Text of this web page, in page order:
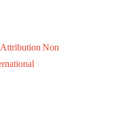
Non